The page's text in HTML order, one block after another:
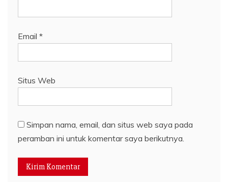
Email *
Situs Web
Simpan nama, email, dan situs web saya pada
peramban ini untuk komentar saya berikutnya.